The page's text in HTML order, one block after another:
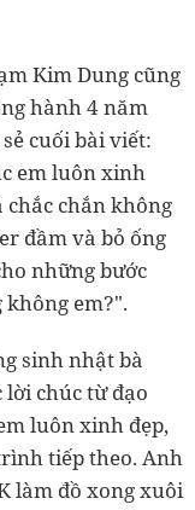
Kim Dung cũng
hành 4 năm
cuối bài viết:
em luôn xinh
chắc chắn không
đầm và bỏ ống
những bước
em?".
sinh nhật bà
chúc từ đạo
luôn xinh đẹp,
tiếp theo. Anh
làm đồ xong xuôi